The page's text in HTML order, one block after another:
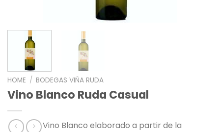
HOME / BODEGAS VIÑA RUDA
Vino Blanco Ruda Casual
Vino Blanco elaborado a partir de la